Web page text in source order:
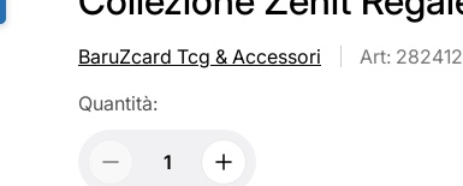
BaruZcard Tcg & Accessori
Art: 282412
Quantità: